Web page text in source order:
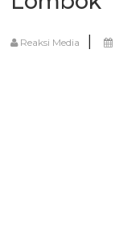
Reaksi Media |